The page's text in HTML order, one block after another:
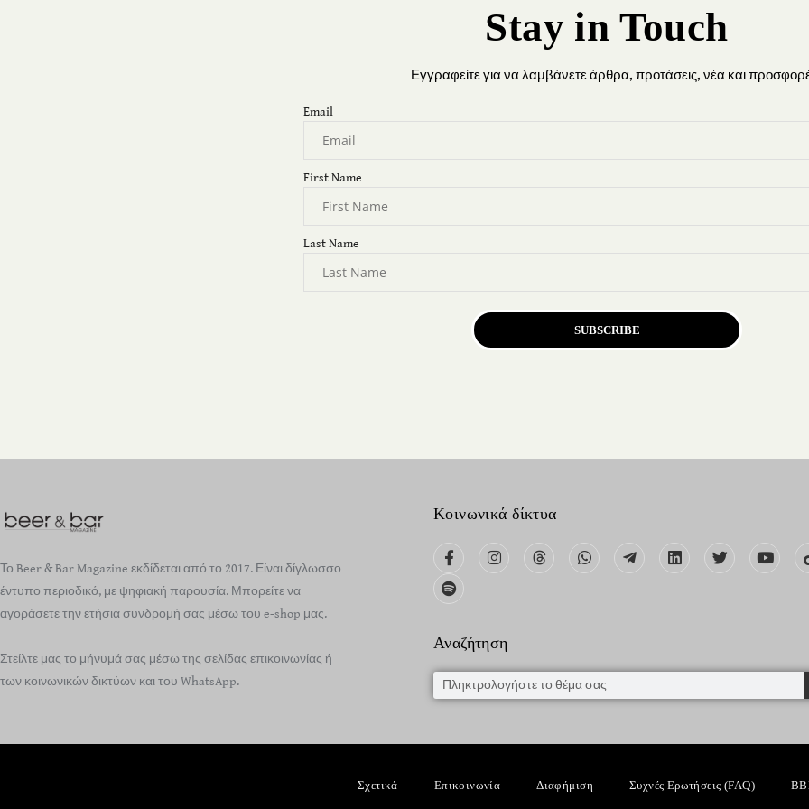
Stay in Touch
Εγγραφείτε για να λαμβάνετε άρθρα, προτάσεις, νέα και
Email
First Name
Last Name
SUBSCRIBE
Το Beer & Bar Magazine εκδίδεται από το 2017. Είναι δίγλωσσο
έντυπο περιοδικό, με ψηφιακή παρουσία. Μπορείτε να
αγοράσετε την ετήσια συνδρομή σας μέσω του e-shop μας.
Στείλτε μας το μήνυμά σας μέσω της σελίδας επικοινωνίας ή
των κοινωνικών δικτύων και του WhatsApp.
Κοινωνικά δίκτυα
Αναζήτηση
Σχετικά Επικοινωνία Διαφήμιση Συχνές Ερωτήσεις (FAQ)